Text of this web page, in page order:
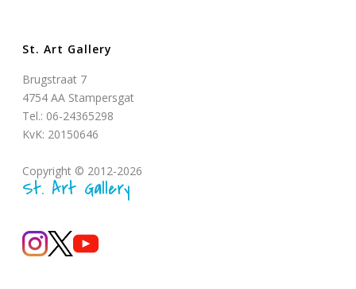
St. Art Gallery
Brugstraat 7
4754 AA Stampersgat
Tel.: 06-24365298
KvK: 20150646
Copyright © 2012-2026
St. Art Gallery